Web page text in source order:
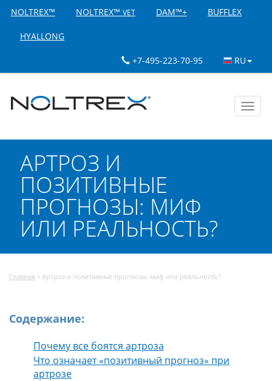
NOLTREX™ NOLTREX™ VET DAM™+ BUFFLEX
HYALLONG
+7-495-223-70-95 RU
АРТРОЗ И
ПОЗИТИВНЫЕ
ПРОГНОЗЫ: МИФ
ИЛИ РЕАЛЬНОСТЬ?
Главная » Артроз и позитивные прогнозы: миф или реальность?
Содержание:
Почему все боятся артроза
Что означает «позитивный прогноз» при
артрозе